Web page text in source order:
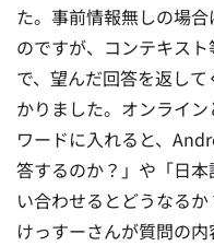
た。事前情報無しの場
のですが、コンテキス
で、望んだ回答を返し
かりました。オンライ
ワードに入れると、
答するのか？」や「日
い合わせるとどうなるか
けっすーさんが質問の